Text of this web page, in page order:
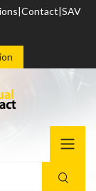
Contact SAV